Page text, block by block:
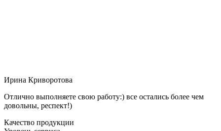
Ирина Криворотова
Отлично выполняете свою работу:) все остались более чем
довольны, респект!)
Качество продукции